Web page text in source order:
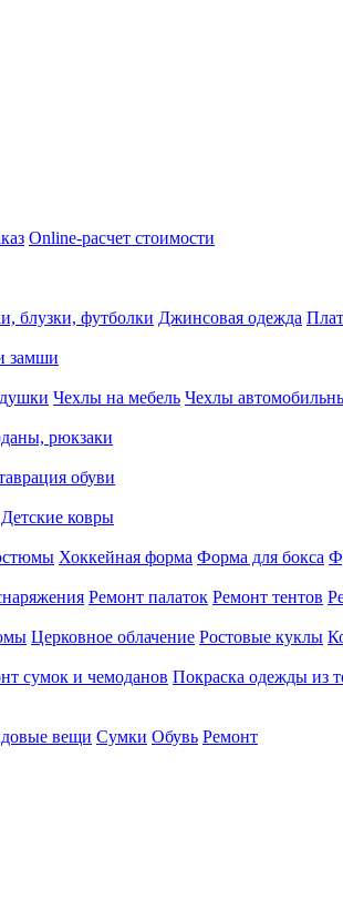
Online-расчет стоимости
блузки, футболки Джинсовая одежда
замши
Чехлы на мебель Чехлы
рюкзаки
обуви
Детские ковры
Хоккейная форма Форма для бокса
Ремонт палаток Ремонт тентов
Церковное облачение Ростовые куклы
сумок и чемоданов Покраска одежды из
вещи Сумки Обувь Ремонт